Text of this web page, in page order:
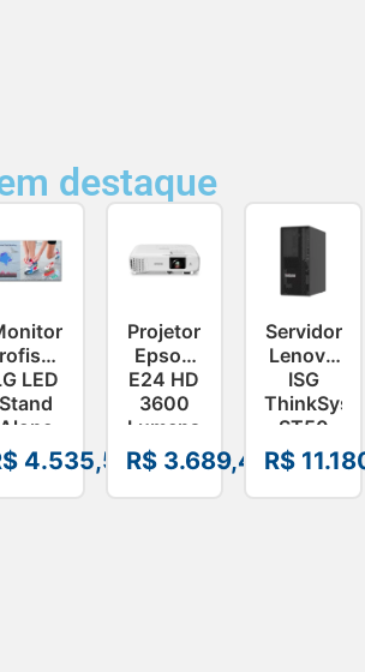
destaque
LED
Stand
Alone
75″ –
4.535,55
Projetor
Epson
E24 HD
3600
Lumens
V11HB51021
R$3.689,49
Servidor
Lenovo
ISG
ST50
V3
Xeon
16GB
R$